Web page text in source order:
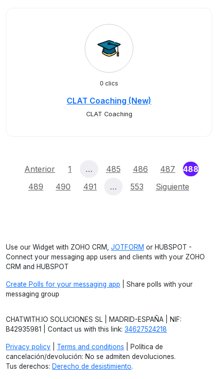
0 clics
CLAT Coaching (New)
CLAT Coaching
Anterior 1 … 485 486 487 488
489
490 491 … 553 Siguiente
Use our Widget with ZOHO CRM, JOTFORM or HUBSPOT -
Connect your messaging app users and clients with your ZOHO
CRM and HUBSPOT
Create Polls for your messaging app | Share polls with your
messaging group
CHATWITH.IO SOLUCIONES SL | MADRID-ESPAÑA | NIF:
B42935981 | Contact us with this link: 34627524218
Privacy policy Terms and conditions | Política de
cancelación/devolución: No se admiten devoluciones.
Tus derechos: Derecho de desistimiento.